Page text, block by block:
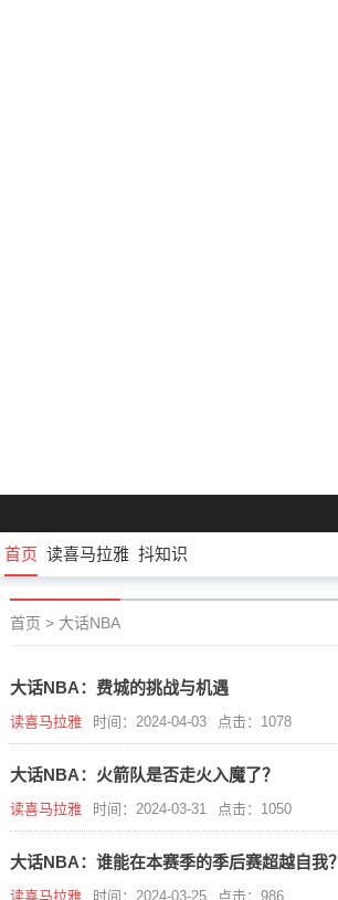
首页 读喜马拉雅 抖知识
首页 > 大话NBA
大话NBA：费城的挑战与机遇
读喜马拉雅 时间：2024-04-03 点击：1078
大话NBA：火箭队是否走火入魔了？
读喜马拉雅 时间：2024-03-31 点击：1050
大话NBA：谁能在本赛季的季后赛超越自我？
读喜马拉雅 时间：2024-03-25 点击：986